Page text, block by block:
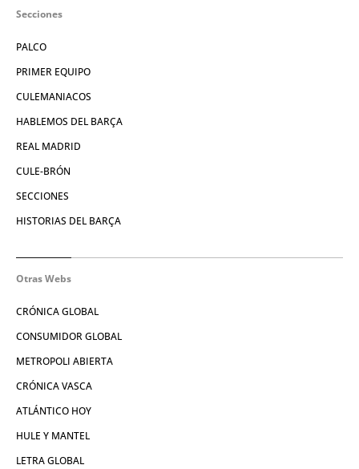
Secciones
PALCO
PRIMER EQUIPO
CULEMANIACOS
HABLEMOS DEL BARÇA
REAL MADRID
CULE-BRÓN
SECCIONES
HISTORIAS DEL BARÇA
Otras Webs
CRÓNICA GLOBAL
CONSUMIDOR GLOBAL
METROPOLI ABIERTA
CRÓNICA VASCA
ATLÁNTICO HOY
HULE Y MANTEL
LETRA GLOBAL